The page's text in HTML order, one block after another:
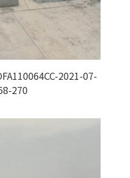
2021-07-
270